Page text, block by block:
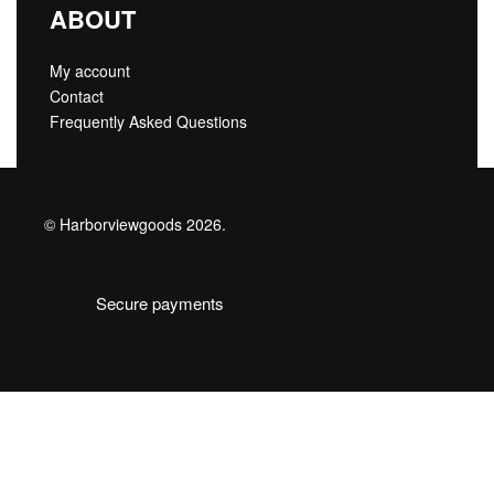
ABOUT
My account
Contact
Frequently Asked Questions
© Harborviewgoods 2026.
Secure payments